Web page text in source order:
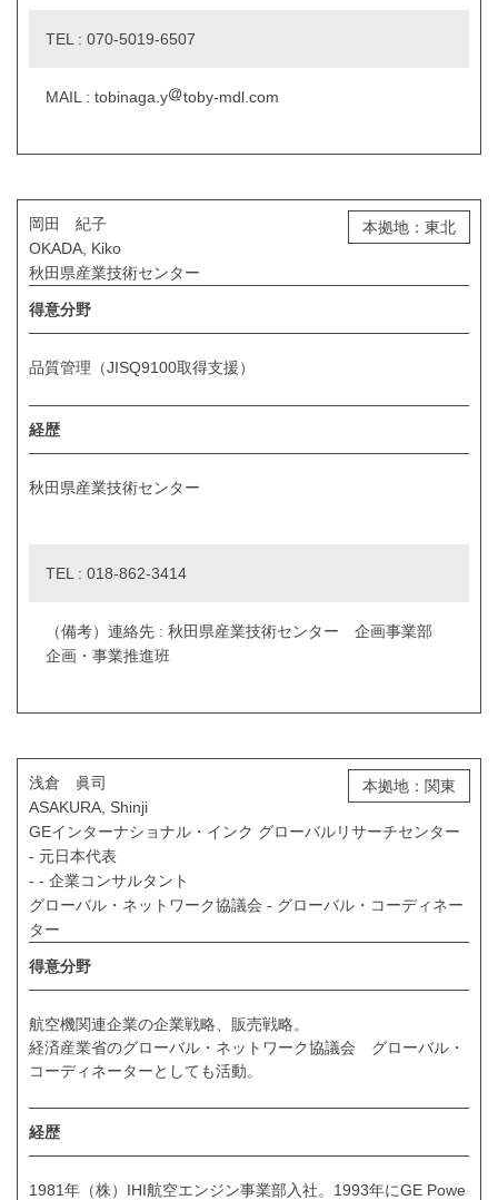
TEL : 070-5019-6507
MAIL : tobinaga.y toby-mdl.com
岡田 紀子
OKADA, Kiko
秋田県産業技術センター
本拠地：東北
得意分野
品質管理（JISQ9100取得支援）
経歴
秋田県産業技術センター
TEL : 018-862-3414
（備考）連絡先 : 秋田県産業技術センター 企画事業部
企画・事業推進班
浅倉 眞司
ASAKURA, Shinji
GEインターナショナル・インク グローバルリサーチセンター
- 元日本代表
- - 企業コンサルタント
グローバル・ネットワーク協議会 - グローバル・コーディネー
ター
本拠地：関東
得意分野
航空機関連企業の企業戦略、販売戦略。
経済産業省のグローバル・ネットワーク協議会 グローバル・
コーディネーターとしても活動。
経歴
1981年（株）IHI航空エンジン事業部入社。1993年にGE Powe